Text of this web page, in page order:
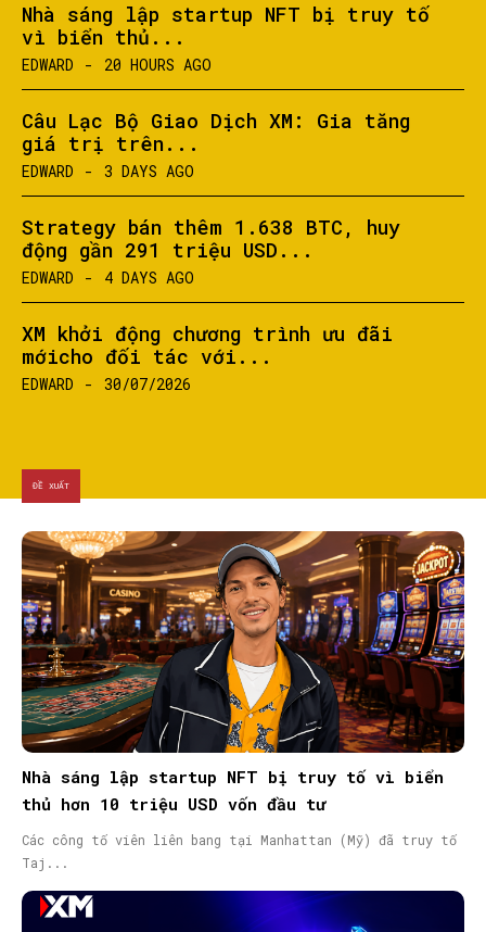
Nhà sáng lập startup NFT bị truy tố
vì biển thủ...
EDWARD - 20 HOURS AGO
Câu Lạc Bộ Giao Dịch XM: Gia tăng
giá trị trên...
EDWARD - 3 DAYS AGO
Strategy bán thêm 1.638 BTC, huy
động gần 291 triệu USD...
EDWARD - 4 DAYS AGO
XM khởi động chương trình ưu đãi
mớicho đối tác với...
EDWARD - 30/07/2026
ĐỀ XUẤT
Nhà sáng lập startup NFT bị truy tố vì biển
thủ hơn 10 triệu USD vốn đầu tư
Các công tố viên liên bang tại Manhattan (Mỹ) đã truy tố
Taj...